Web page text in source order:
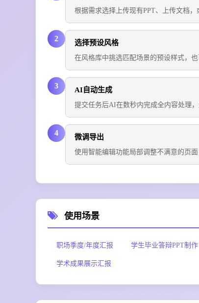
根据需求选择上传现有PPT、上传文档
2 选择预设风格
在风格库中挑选匹配场景的预设样式，
3 AI自动生成
提交任务后AI在数秒内完成全内容处理
4 微调导出
使用智能编辑功能局部调整不满意的页
使用场景
职场季度/年度汇报 学生毕业答辩PPT制作
学术成果展示汇报